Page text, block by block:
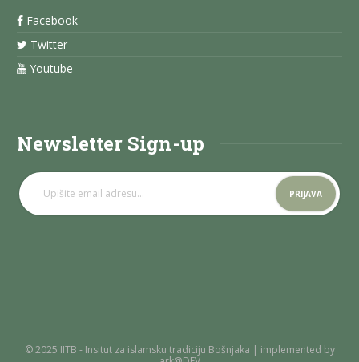
Facebook
Twitter
Youtube
Newsletter Sign-up
© 2025 IITB - Insitut za islamsku tradiciju Bošnjaka | implemented by